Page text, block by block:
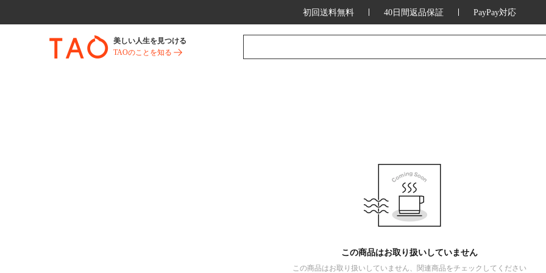
初回送料無料 40日間返品保証 PayPay対応
美しい人生を見つける
TAOのことを知る
この商品はお取り扱いしていません
この商品はお取り扱いしていません、関連商品をチェックしてください